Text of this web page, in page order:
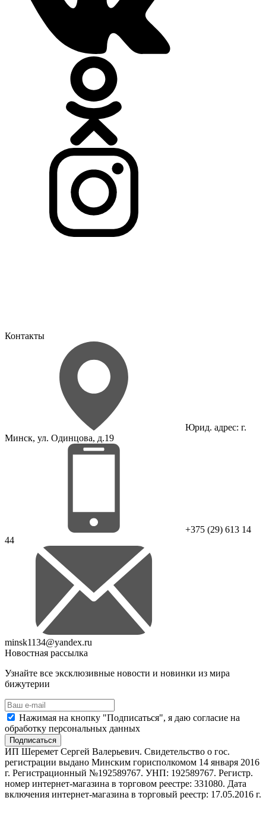
Контакты
Юрид. адрес: г.
Минск, ул. Одинцова, д.19
+375 (29) 613 14
44
minsk1134@yandex.ru
Новостная рассылка
Узнайте все эксклюзивные новости и новинки из мира
бижутерии
Нажимая на кнопку "Подписаться", я даю согласие на
обработку персональных данных
Подписаться
ИП Шеремет Сергей Валерьевич. Свидетельство о гос.
регистрации выдано Минским горисполкомом 14 января 2016
г. Регистрационный №192589767. УНП: 192589767. Регистр.
номер интернет-магазина в торговом реестре: 331080. Дата
включения интернет-магазина в торговый реестр: 17.05.2016 г.